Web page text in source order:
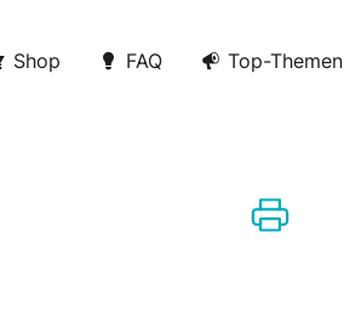
Shop FAQ Top-Themen